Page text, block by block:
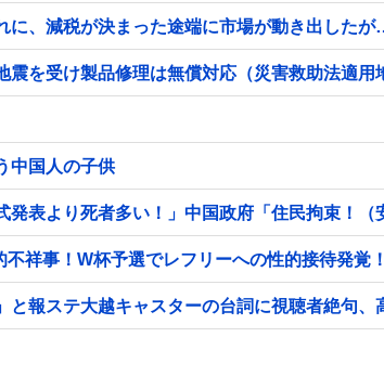
に、減税が決まった途端に市場が動き出した
を受け製品修理は無償対応（災害救助法適用
中国人の子供
表より死者多い！」中国政府「住民拘束！
祥事！W杯予選でレフリーへの性的接待発覚
報ステ大越キャスターの台詞に視聴者絶句